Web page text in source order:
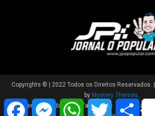
Copyrights © | 2022 Todos os Direitos Reservados.
by Mystery Themes.
Brasil
Cidade Variedades Polícia
FacebookMessengerWhatsAppTwitter Share